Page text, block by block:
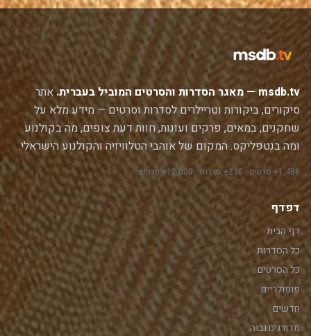
msdb.tv — מאגר הסדרות והסרטים המוביל בעברית.
אתר
סיקורים, ביקורות וטריילרים לסדרות וסרטים — מידע מלא על
שחקנים, במאים, פרקים ועונות, חוות דעת צופים, מה בקולנוע
ומה בנטפליקס. המקום של אוהבי הטלוויזיה והקולנוע הישראלי.
1,436+ סרטים · 230+ סדרות · 12,000+ פרקים
דפדף
דף הבית
כל הסדרות
כל הסרטים
פופולריים
חדשים
מדורגים גבוה